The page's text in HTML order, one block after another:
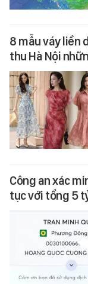
8 mẫu váy liền
thu Hà Nội
Công an xác
tục với tổng 5